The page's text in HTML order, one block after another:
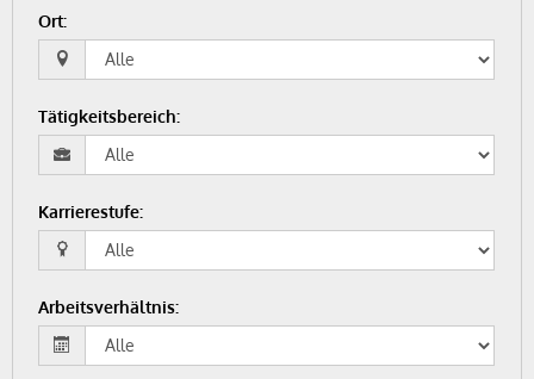
Ort:
Tätigkeitsbereich:
Karrierestufe:
Arbeitsverhältnis: